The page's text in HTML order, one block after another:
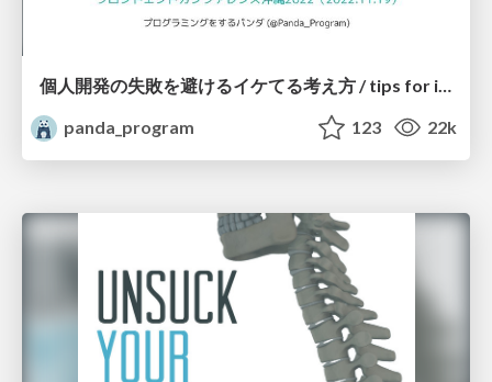
個人開発の失敗を避けるイケてる考え方 / tips for indie hackers
panda_program
123 22k